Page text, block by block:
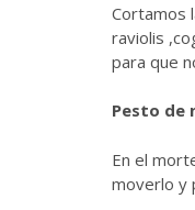
Cortamos
raviolis
para que
Pesto de
En el
moverlo y